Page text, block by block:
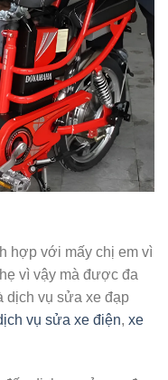
hợp với mấy chị em vì
vì vậy mà được đa
dịch vụ sửa xe đạp
vụ sửa xe điện, xe